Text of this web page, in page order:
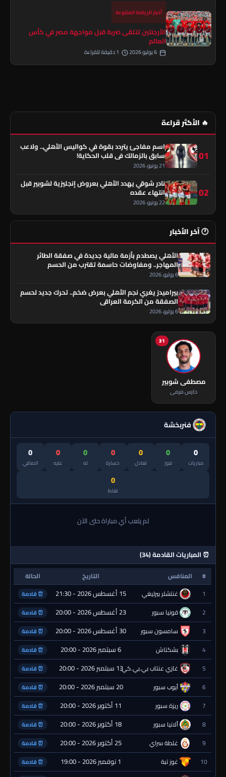
أخبار الرياضة المتنوعة
الأرجنتين تتلقى ضربة قبل مواجهة مصر في كأس
العالم
🔥 الأكثر قراءة
01
اسم مفاجئ يتردد بقوة في كواليس الأهلي.. ولاعب
سابق بالزمالك في قلب الحكاية!
21 يونيو، 2026
02
نادر شوقي يهدد الأهلي بعروض إنجليزية لشوبير قبل
انتهاء عقده
22 يونيو، 2026
🕐 آخر الأخبار
الأهلي يصطدم بأزمة مالية جديدة في صفقة الطائر
المهاجر.. ومفاوضات حاسمة تقترب من الحسم
6 يوليو، 2026
بيراميدز يغري نجم الأهلي بعرض ضخم.. تحرك جديد لحسم
الصفقة من الكرمة العراقي
6 يوليو، 2026
31
مصطفى شوبير
حارس مرمى
فنربخشة
0
مباريات
0
فوز
0
تعادل
0
خسارة
0
له
0
عليه
0
الصافي
0
نقاط
لم يلعب أي مباراة حتى الآن
⏰ المباريات القادمة (34)
# المنافس التاريخ
الحالة
1
غنتشلر بيرليغي 15 أغسطس 2026 - 21:30 ⏰ قادمة
2 قونيا سبور 23 أغسطس 2026 - 20:00 ⏰ قادمة
3 سامسون سبور 30 أغسطس 2026 - 20:00 ⏰ قادمة
4 بشكتاش 6 سبتمبر 2026 - 20:00 ⏰ قادمة
5 غازي عنتاب بي.بي.كي.13 سبتمبر 2026 - 20:00 ⏰ قادمة
6 أيوب سبور 20 سبتمبر 2026 - 20:00 ⏰ قادمة
7 ريزة سبور 11 أكتوبر 2026 - 20:00 ⏰ قادمة
8 ألانيا سبور 18 أكتوبر 2026 - 20:00 ⏰ قادمة
9 غلطة سراي 25 أكتوبر 2026 - 20:00 ⏰ قادمة
10 غوز تبة 1 نوفمبر 2026 - 19:00 ⏰ قادمة